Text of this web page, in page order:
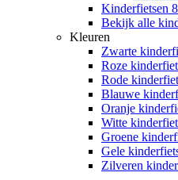
Kinderfietsen
Bekijk alle
Kleuren
Zwarte
Roze
Rode
Blauwe
Oranje
Witte
Groene
Gele
Zilveren